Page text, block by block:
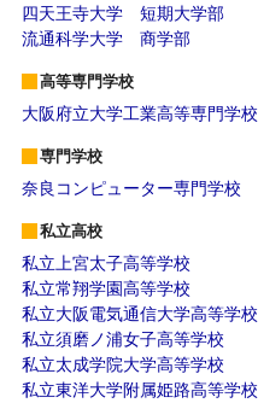
四天王寺大学 短期大学部
流通科学大学 商学部
高等専門学校
大阪府立大学工業高等専門学校
専門学校
奈良コンピューター専門学校
私立高校
私立上宮太子高等学校
私立常翔学園高等学校
私立大阪電気通信大学高等学校
私立須磨ノ浦女子高等学校
私立太成学院大学高等学校
私立東洋大学附属姫路高等学校